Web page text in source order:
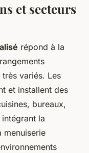
et secteurs
répond à la
variés. Les
et installent des
bureaux,
la
menuiserie